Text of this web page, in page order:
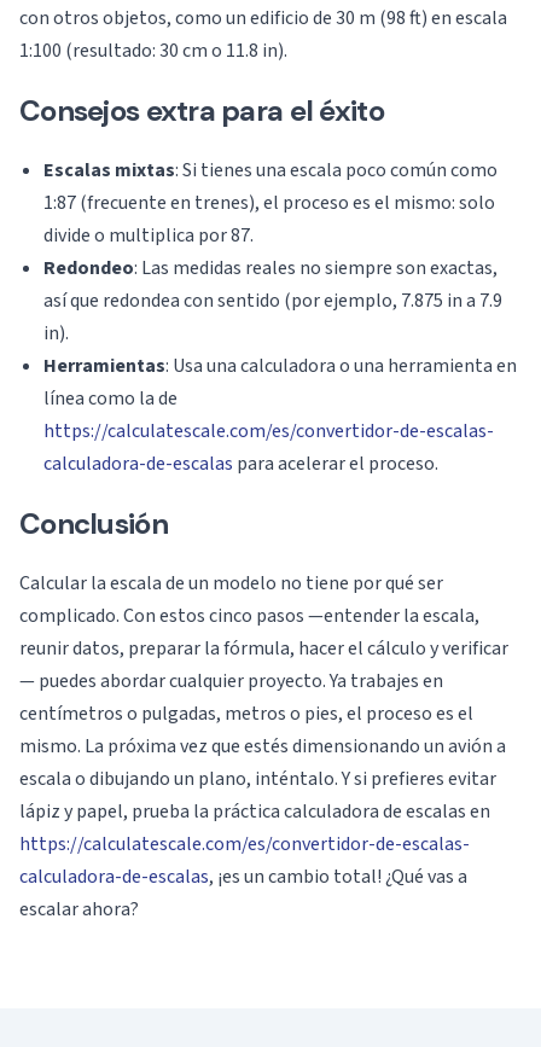
con otros objetos, como un edificio de 30 m (98 ft) en escala
1:100 (resultado: 30 cm o 11.8 in).
Consejos extra para el éxito
Escalas mixtas: Si tienes una escala poco común como
1:87 (frecuente en trenes), el proceso es el mismo: solo
divide o multiplica por 87.
Redondeo: Las medidas reales no siempre son exactas,
así que redondea con sentido (por ejemplo, 7.875 in a 7.9
in).
Herramientas: Usa una calculadora o una herramienta en
línea como la de
https://calculatescale.com/es/convertidor-de-escalas-
calculadora-de-escalas para acelerar el proceso.
Conclusión
Calcular la escala de un modelo no tiene por qué ser
complicado. Con estos cinco pasos —entender la escala,
reunir datos, preparar la fórmula, hacer el cálculo y verificar
— puedes abordar cualquier proyecto. Ya trabajes en
centímetros o pulgadas, metros o pies, el proceso es el
mismo. La próxima vez que estés dimensionando un avión a
escala o dibujando un plano, inténtalo. Y si prefieres evitar
lápiz y papel, prueba la práctica calculadora de escalas en
https://calculatescale.com/es/convertidor-de-escalas-
calculadora-de-escalas, ¡es un cambio total! ¿Qué vas a
escalar ahora?